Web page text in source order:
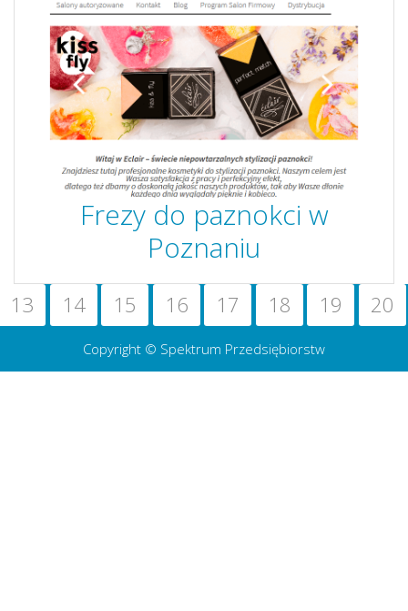
Frezy do paznokci w
Poznaniu
13 14 15 16 17 18 19 20
Copyright © Spektrum Przedsiębiorstw